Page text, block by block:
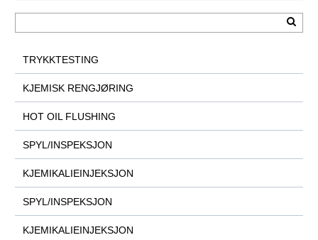
TRYKKTESTING
KJEMISK RENGJØRING
HOT OIL FLUSHING
SPYL/INSPEKSJON
KJEMIKALIEINJEKSJON
SPYL/INSPEKSJON
KJEMIKALIEINJEKSJON